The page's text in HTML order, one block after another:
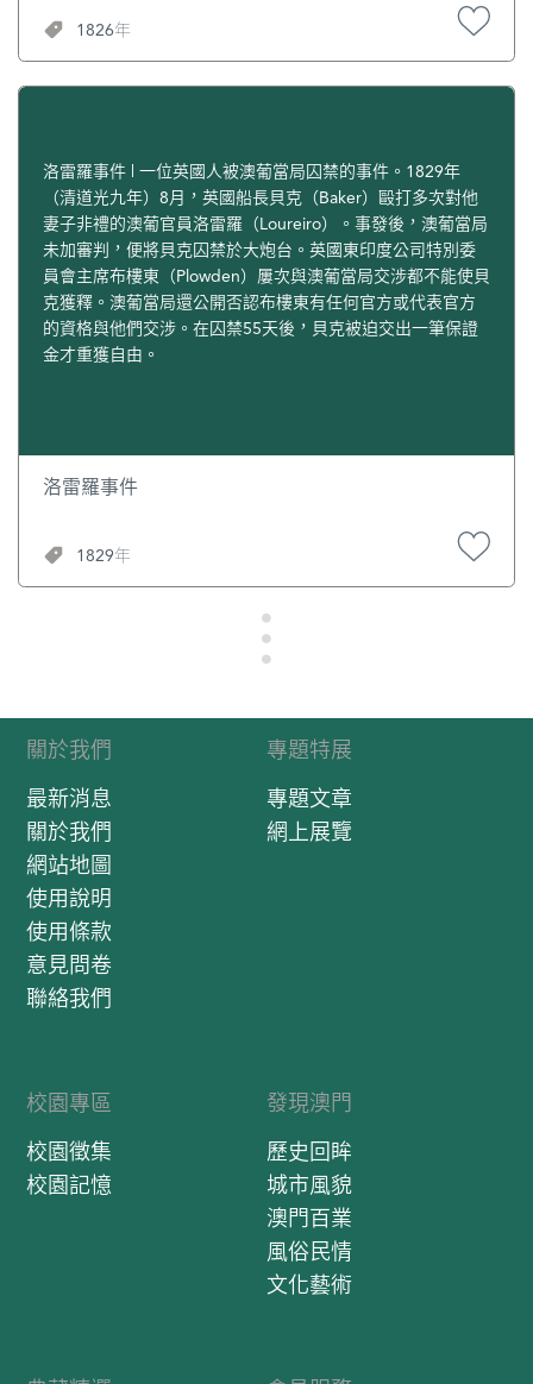
斷對澳門葡人的糧食供應，因中國官府的阻撓而未能成功。
1826年
洛雷羅事件 | 一位英國人被澳葡當局囚禁的事件。1829年
（清道光九年）8月，英國船長貝克（Baker）毆打多次對他
妻子非禮的澳葡官員洛雷羅（Loureiro）。事發後，澳葡當局
未加審判，便將貝克囚禁於大炮台。英國東印度公司特別委
員會主席布樓東（Plowden）屢次與澳葡當局交涉都不能使貝
克獲釋。澳葡當局還公開否認布樓東有任何官方或代表官方
的資格與他們交涉。在囚禁55天後，貝克被迫交出一筆保證
金才重獲自由。
洛雷羅事件
1829年
關於我們
最新消息
關於我們
網站地圖
使用說明
使用條款
意見問卷
聯絡我們
專題特展
專題文章
網上展覽
校園專區
校園徵集
校園記憶
發現澳門
歷史回眸
城市風貌
澳門百業
風俗民情
文化藝術